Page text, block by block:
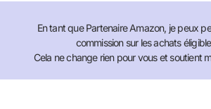
En tant que Partenaire Amazon, je peux
commission sur les achats
Cela ne change rien pour vous et soutient